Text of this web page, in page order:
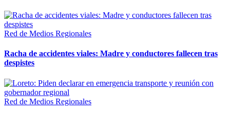
Red de Medios Regionales
Racha de accidentes viales: Madre y conductores fallecen tras
despistes
Red de Medios Regionales